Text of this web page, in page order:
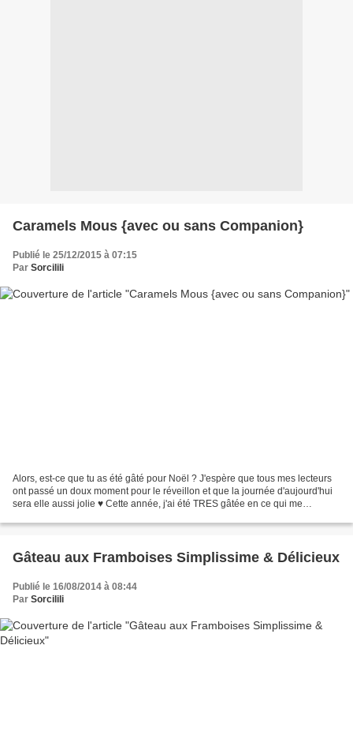
Caramels Mous {avec ou sans Companion}
Publié le 25/12/2015 à 07:15
Par Sorcilili
Alors, est-ce que tu as été gâté pour Noël ? J'espère que tous mes lecteurs
ont passé un doux moment pour le réveillon et que la journée d'aujourd'hui
sera elle aussi jolie ♥ Cette année, j'ai été TRES gâtée en ce qui me
Gâteau aux Framboises Simplissime & Délicieux
Publié le 16/08/2014 à 08:44
Par Sorcilili